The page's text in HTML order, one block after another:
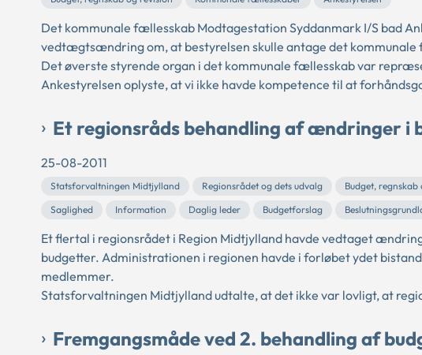
Det kommunale fællesskab Modtagestation Syddanmark I/S bad
vedtægtsændring om, at bestyrelsen skulle antage det kommunale
Det øverste styrende organ i det kommunale fællesskab var
Ankestyrelsen oplyste, at vi ikke havde kompetence til at
Et regionsråds behandling af ændringer
25-08-2011
Statsforvaltningen Midtjylland Regionsrådet og dets udvalg Budget, regnskab
Saglighed
Information Daglig leder Budgetforslag
Et flertal i regionsrådet i Region Midtjylland havde vedtaget
budgetter. Administrationen i regionen havde i forløbet ydet
medlemmer.
Statsforvaltningen Midtjylland udtalte, at det ikke var lovligt, at
Fremgangsmåde ved 2. behandling af